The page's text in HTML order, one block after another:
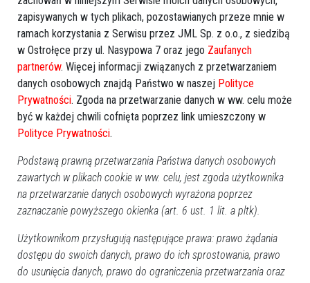
Zobacz również
Kolejne archiwalne zdjęcia
Ostrołęki. Musisz to
Kolejne archiwalne zdjęcia
Ostrołęki. Lata 1940-1985.
zapisywanych w tych plikach, pozostawianych przeze mnie w
ramach korzystania z Serwisu przez JML Sp. z o.o., z siedzibą
w Ostrołęce przy ul. Nasypowa 7 oraz jego Zaufanych
partnerów. Więcej informacji związanych z przetwarzaniem
danych osobowych znajdą Państwo w naszej Polityce
Prywatności. Zgoda na przetwarzanie danych w ww. celu może
być w każdej chwili cofnięta poprzez link umieszczony w
Polityce Prywatności.
Podstawą prawną przetwarzania Państwa danych osobowych
zawartych w plikach cookie w ww. celu, jest zgoda użytkownika
na przetwarzanie danych osobowych wyrażona poprzez
zaznaczanie powyższego okienka (art. 6 ust. 1 lit. a pltk).
Użytkownikom przysługują następujące prawa: prawo żądania
dostępu do swoich danych, prawo do ich sprostowania, prawo
do usunięcia danych, prawo do ograniczenia przetwarzania oraz